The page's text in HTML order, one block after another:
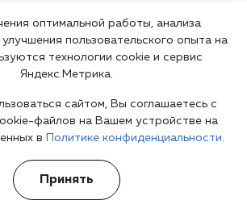
на наши рассылки
оптимальной работы, анализа
пользовательского опыта на
технологии cookie и сервис
Яндекс.Метрика.
сайтом, Вы соглашаетесь с
файлов на Вашем устройстве на
в
Политике конфиденциальности.
Принять